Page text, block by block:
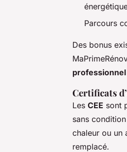
Parcours
Des bonus
professionnel
Certificats
Les CEE sont
sans
chaleur ou un
remplacé.